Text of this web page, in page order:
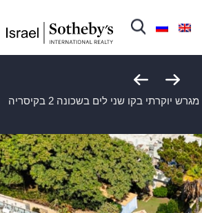
מגרש יוקרתי בקו שני לים בשכונה 2 בקיסריה